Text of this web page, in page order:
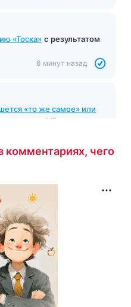
«Тоска» с результатом
6 минут назад
«то же самое» или
4/5
чего